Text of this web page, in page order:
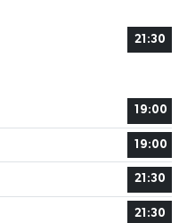
21:30
19:00
19:00
21:30
21:30